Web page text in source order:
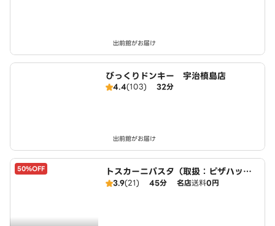
出前館がお届け
びっくりドンキー 宇治槙島店
4.4(103) 32分
出前館がお届け
50%OFF
トスカーニパスタ（取扱：ピザハット
宇治小倉店）
3.9(21) 45分 名店送料0円